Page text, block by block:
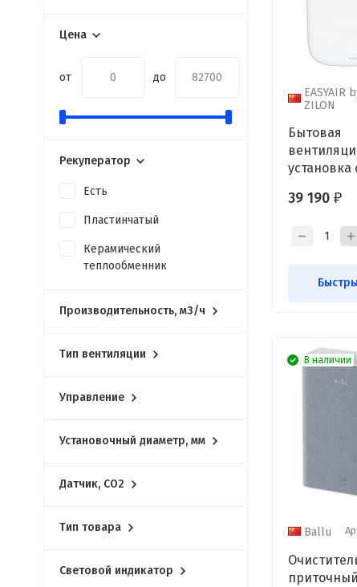
EASYAIR
ZILON
Бытовая
установка
39 190 ₽
В наличии
Ballu
Цена
от до
Рекуператор
Есть
Пластинчатый
Керамический
теплообменник
Производительность, м3/ч
Тип вентиляции
Управление
Установочный диаметр, мм
Датчик, CO2
Тип товара
Световой индикатор